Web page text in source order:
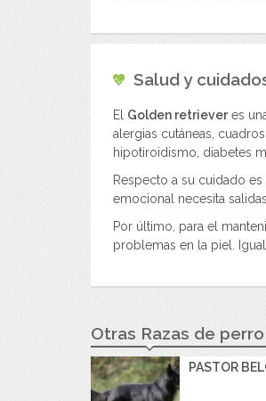
Salud y
El Golden retrieveres
alergias cutáneas,
hipotiroidismo, diabetes
Respecto a su cuidado
emocional necesita
Por último, para el
problemas en la piel.
Otras Razas de
PASTOR